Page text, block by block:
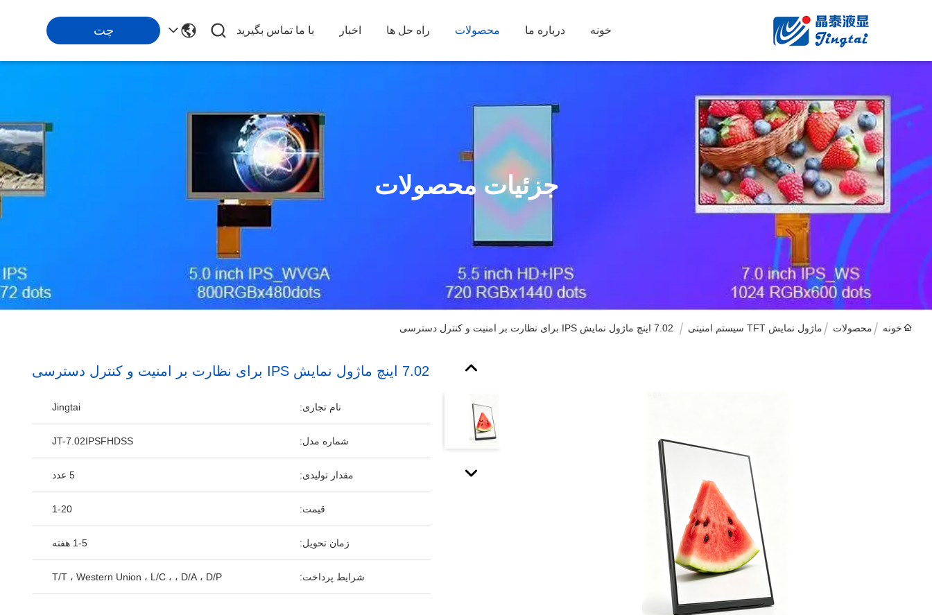
خونه درباره ما محصولات راه حل ها اخبار با ما تماس بگیرید چت
جزئیات محصولات
خونه محصولات ماژول نمایش TFT سیستم امنیتی 7.02 اینچ ماژول نمایش IPS برای نظارت بر امنیت و کنترل دسترسی
7.02 اینچ ماژول نمایش IPS برای نظارت بر امنیت و کنترل دسترسی
نام تجاری: Jingtai
شماره مدل: JT-7.02IPSFHDSS
مقدار تولیدی: 5 عدد
قیمت: 1-20
زمان تحویل: 1-5 هفته
شرایط پرداخت: T/T ، Western Union ، L/C ، ، D/A ، D/P